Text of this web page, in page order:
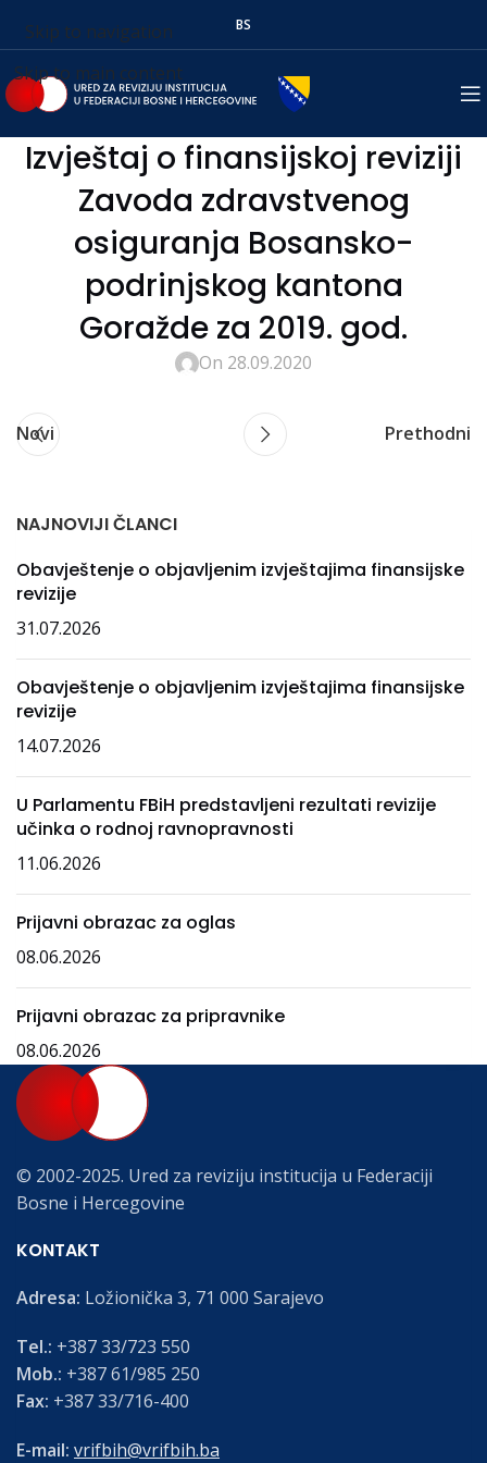
Skip to navigation
Skip to main content
BS
Izvještaj o finansijskoj reviziji
Zavoda zdravstvenog
osiguranja Bosansko-
podrinjskog kantona
Goražde za 2019. god.
On 28.09.2020
Novi Prethodni
NAJNOVIJI ČLANCI
Obavještenje o objavljenim izvještajima finansijske
revizije
31.07.2026
Obavještenje o objavljenim izvještajima finansijske
revizije
14.07.2026
U Parlamentu FBiH predstavljeni rezultati revizije
učinka o rodnoj ravnopravnosti
11.06.2026
Prijavni obrazac za oglas
08.06.2026
Prijavni obrazac za pripravnike
08.06.2026
© 2002-2025. Ured za reviziju institucija u Federaciji
Bosne i Hercegovine
KONTAKT
Adresa: Ložionička 3, 71 000 Sarajevo
Tel.: +387 33/723 550
Mob.: +387 61/985 250
Fax: +387 33/716-400
E-mail: vrifbih@vrifbih.ba